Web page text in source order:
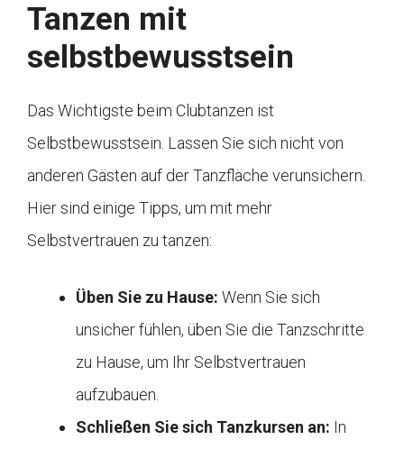
Tanzen mit
selbstbewusstsein
Das Wichtigste beim Clubtanzen ist
Selbstbewusstsein. Lassen Sie sich nicht von
anderen Gästen auf der Tanzfläche verunsichern.
Hier sind einige Tipps, um mit mehr
Selbstvertrauen zu tanzen:
Üben Sie zu Hause: Wenn Sie sich
unsicher fühlen, üben Sie die Tanzschritte
zu Hause, um Ihr Selbstvertrauen
aufzubauen.
Schließen Sie sich Tanzkursen an: In